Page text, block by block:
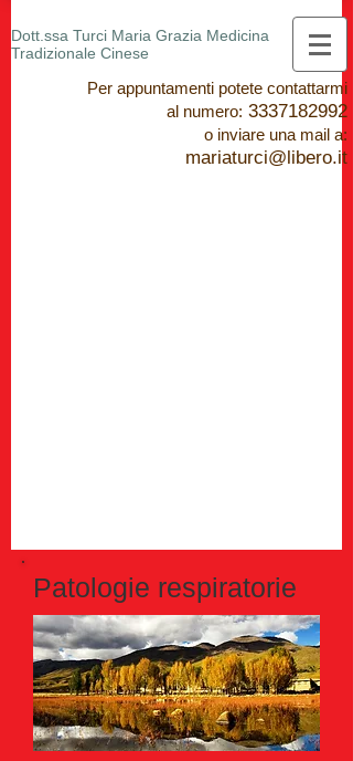
Dott.ssa Turci Maria Grazia Medicina
Tradizionale Cinese
Per appuntamenti potete contattarmi
al numero: 3337182992
o inviare una mail a:
mariaturci@libero.it
Patologie respiratorie